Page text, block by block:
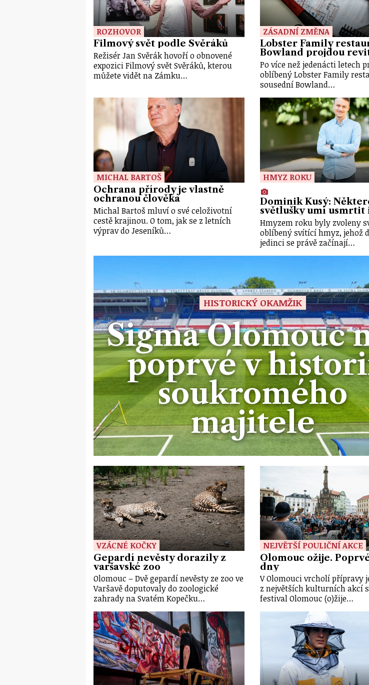
ROZHOVOR
Filmový svět podle Svěráků
Režisér Jan Svěrák hovoří o obnovené
expozici Filmový svět Svěráků, kterou
můžete vidět na Zámku…
ZÁSADNÍ ZMĚNA
Lobster Family
Bowland projdou
Po více než jedenácti letech
oblíbený Lobster Family
sousední Bowland…
MICHAL BARTOŠ
Ochrana přírody je vlastně
ochranou člověka
Michal Bartoš mluví o své celoživotní
cestě krajinou. O tom, jak se z letních
výprav do Jeseníků…
HMYZ ROKU
Dominik Kusý:
světlušky umí usmrtit
Hmyzem roku byly zvoleny
oblíbený svítící hmyz, jehož
jedinci se právě začínají…
HISTORICKÝ OKAMŽIK
Sigma Olomouc
poprvé v
soukromého
majitele
VZÁCNÉ KOČKY
Gepardí nevěsty dorazily z
varšavské zoo
Olomouc – Dvě gepardí nevěsty ze zoo ve
Varšavě doputovaly do zoologické
zahrady na Svatém Kopečku…
NEJVĚTŠÍ POULIČNÍ AKCE
Olomouc ožije.
dny
V Olomouci vrcholí přípravy
z největších kulturních akcí
festival Olomouc (o)žije…